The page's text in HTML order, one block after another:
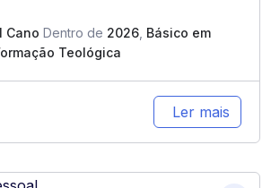
Cano Dentro de 2026 Básico em
Teológica
Ler mais